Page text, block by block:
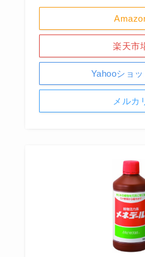
楽天市
Yahooショ
メルカ